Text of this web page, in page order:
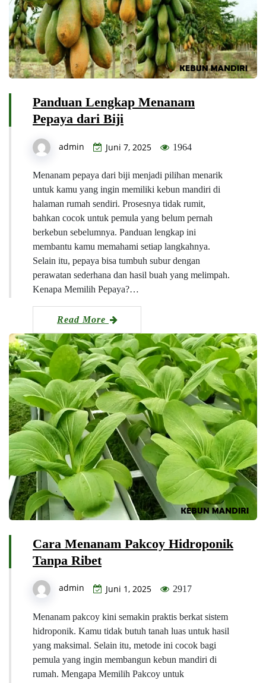
Panduan Lengkap Menanam
Pepaya dari Biji
admin Juni 7, 2025 1964
Menanam pepaya dari biji menjadi pilihan menarik
untuk kamu yang ingin memiliki kebun mandiri di
halaman rumah sendiri. Prosesnya tidak rumit,
bahkan cocok untuk pemula yang belum pernah
berkebun sebelumnya. Panduan lengkap ini
membantu kamu memahami setiap langkahnya.
Selain itu, pepaya bisa tumbuh subur dengan
perawatan sederhana dan hasil buah yang melimpah.
Kenapa Memilih Pepaya?…
Read More
Cara Menanam Pakcoy Hidroponik
Tanpa Ribet
admin Juni 1, 2025 2917
Menanam pakcoy kini semakin praktis berkat sistem
hidroponik. Kamu tidak butuh tanah luas untuk hasil
yang maksimal. Selain itu, metode ini cocok bagi
pemula yang ingin membangun kebun mandiri di
rumah. Mengapa Memilih Pakcoy untuk